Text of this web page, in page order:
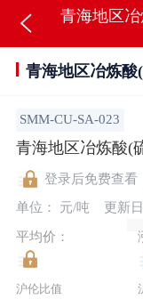
青海地区
青海地区冶炼
SMM-CU-SA-023
青海地区冶炼酸(
登录后免费查看
单位： 元/吨
更新
平均价：
沪伦比值